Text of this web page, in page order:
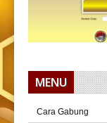
MENU
Cara Gabung